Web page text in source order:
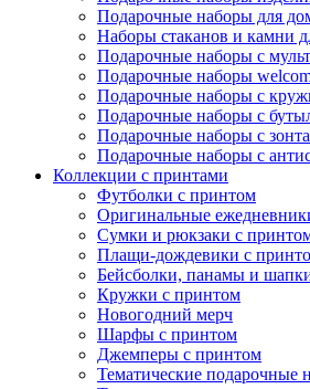
Подарочные наборы для
Наборы стаканов и камни
Подарочные наборы с
Подарочные наборы
Подарочные наборы с
Подарочные наборы с
Подарочные наборы с
Подарочные наборы с
Коллекции с принтами
Футболки с принтом
Оригинальные
Сумки и рюкзаки с
Плащи-дождевики с
Бейсболки, панамы и
Кружки с принтом
Новогодний мерч
Шарфы с принтом
Джемперы с принтом
Тематические подарочные